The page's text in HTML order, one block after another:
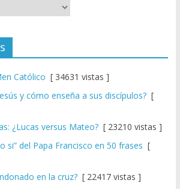
Católico [ 34631 vistas ]
y cómo enseña a sus discípulos?[
¿Lucas versus Mateo?[ 23210 vistas ]
si” del Papa Francisco en 50 frases [
en la cruz?[ 22417 vistas ]